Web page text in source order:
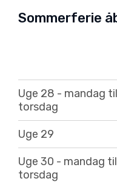
Sommerferie
Uge 28 - mandag til
torsdag
Uge 29
Uge 30 - mandag til
torsdag